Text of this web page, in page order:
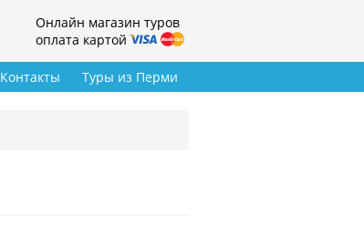
Онлайн магазин туров
оплата картой
Туры из Перми
Контакты